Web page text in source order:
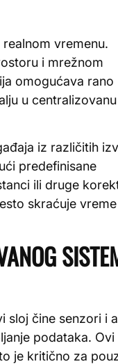
vremenu.
i mrežnom
omogućava rano
u centralizovanu
iz različitih
predefinisane
ili druge
skraćuje
sloj čine senzori i
podataka. Ovi
je kritično za